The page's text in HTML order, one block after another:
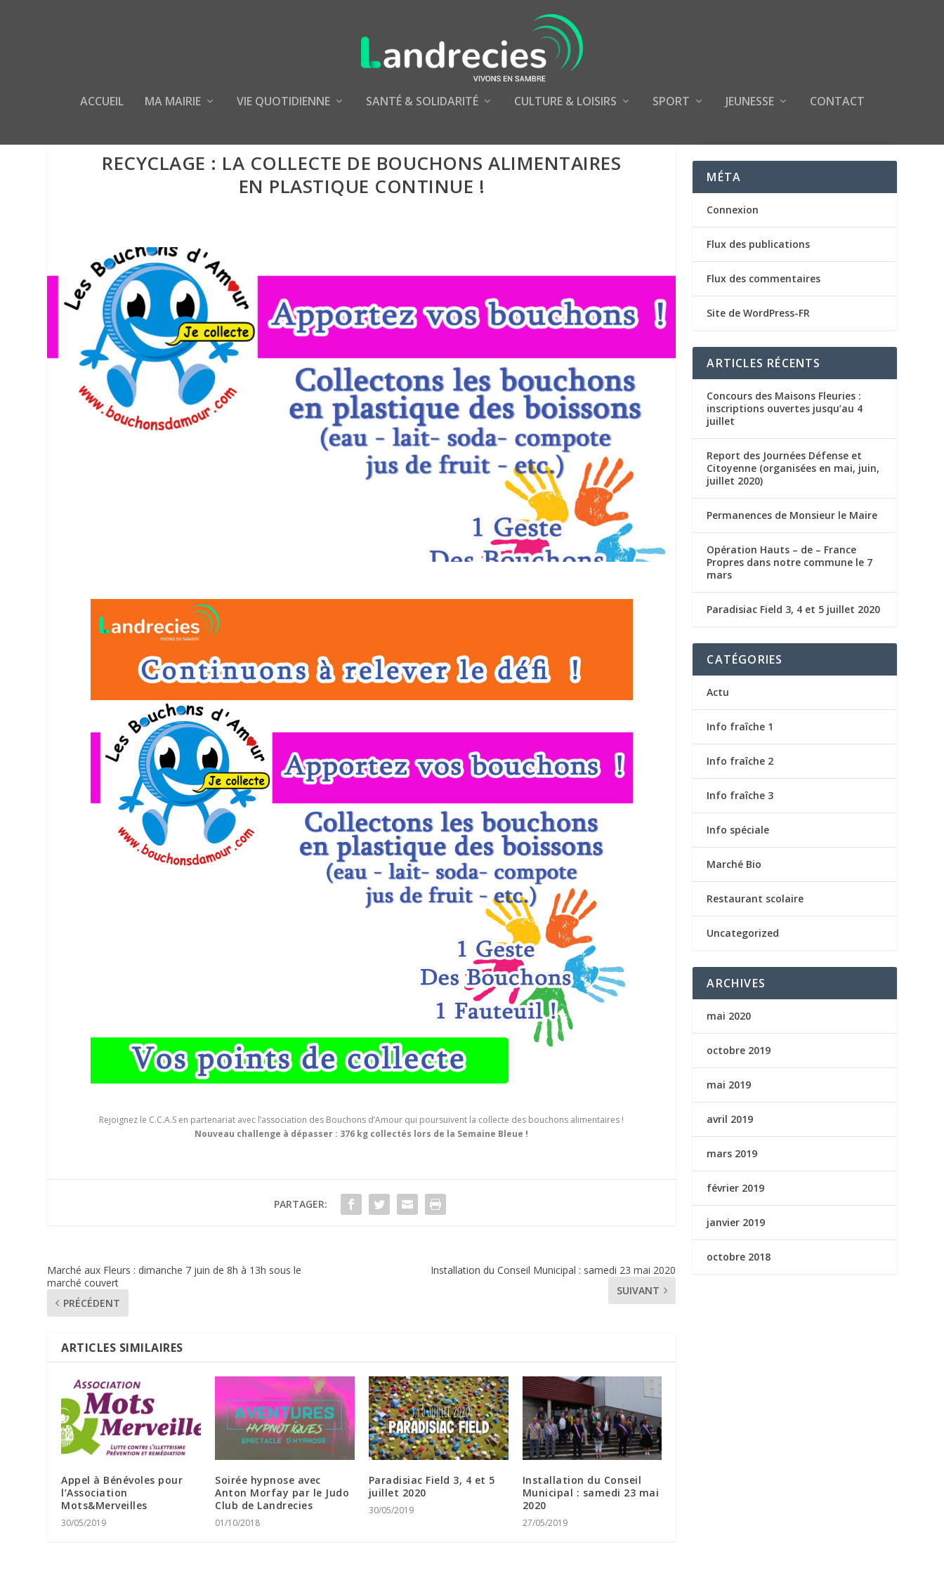
ACCUEIL MA MAIRIE VIE QUOTIDIENNE SANTÉ & SOLIDARITÉ CULTURE & LOISIRS SPORT JEUNESSE CONTACT
RECYCLAGE : LA COLLECTE DE BOUCHONS ALIMENTAIRES
EN PLASTIQUE CONTINUE !
Rejoignez le C.C.A.S en partenariat avec l’association des Bouchons d’Amour qui poursuivent la collecte des bouchons alimentaires !
Nouveau challenge à dépasser : 376 kg collectés lors de la Semaine Bleue !
PARTAGER:
Marché aux Fleurs : dimanche 7 juin de 8h à 13h sous le
marché couvert
PRÉCÉDENT
Installation du Conseil Municipal : samedi 23 mai 2020
SUIVANT
ARTICLES SIMILAIRES
Appel à Bénévoles pour
l’Association
Mots&Merveilles
30/05/2019
Soirée hypnose avec
Anton Morfay par le Judo
Club de Landrecies
01/10/2018
Paradisiac Field 3, 4 et 5
juillet 2020
30/05/2019
Installation du Conseil
Municipal : samedi 23 mai
2020
27/05/2019
MÉTA
Connexion
Flux des publications
Flux des commentaires
Site de WordPress-FR
ARTICLES RÉCENTS
Concours des Maisons Fleuries :
inscriptions ouvertes jusqu’au 4
juillet
Report des Journées Défense et
Citoyenne (organisées en mai, juin,
juillet 2020)
Permanences de Monsieur le Maire
Opération Hauts – de – France
Propres dans notre commune le 7
mars
Paradisiac Field 3, 4 et 5 juillet 2020
CATÉGORIES
Actu
Info fraîche 1
Info fraîche 2
Info fraîche 3
Info spéciale
Marché Bio
Restaurant scolaire
Uncategorized
ARCHIVES
mai 2020
octobre 2019
mai 2019
avril 2019
mars 2019
février 2019
janvier 2019
octobre 2018